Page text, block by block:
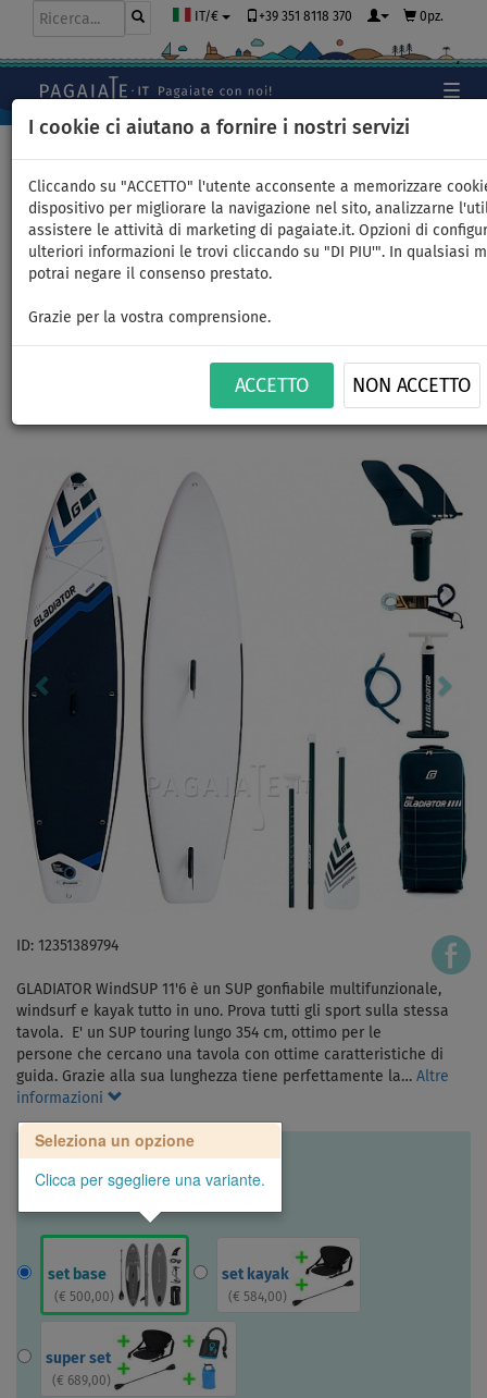
I cookie ci aiutano a fornire i nostri servizi
Cliccando su "ACCETTO" l'utente acconsente a memorizzare
dispositivo per migliorare la navigazione nel sito, analizzarne
assistere le attività di marketing di pagaiate.it. Opzioni di
ulteriori informazioni le trovi cliccando su "DI PIU'". In qualsiasi
potrai negare il consenso prestato.
Grazie per la vostra comprensione.
ACCETTO NON ACCETTO
IT/€ +39 351 8118 370 0pz.
SUP GLADIATOR WindSUP 11'6
- SUP gonfiabile, windsurf a
kajak - opzione: set base
VERSIONE
VERSIONE
CONSEGNA
ID: 12351389794
GLADIATOR WindSUP 11'6 è un SUP gonfiabile multifunzionale,
windsurf e kayak tutto in uno. Prova tutti gli sport sulla stessa
tavola. E' un SUP touring lungo 354 cm, ottimo per le
persone che cercano una tavola con ottime caratteristiche di
guida. Grazie alla sua lunghezza tiene perfettamente la… Altre
informazioni
Seleziona un opzione
Clicca per sgegliere una variante.
set base
( € 500,00)
set kayak
(€ 584,00)
super set
( € 689,00)